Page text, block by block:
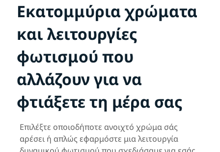
Εκατομμύρια χρώματα
και λειτουργίες
φωτισμού που
αλλάζουν για να
φτιάξετε τη μέρα σας
Επιλέξτε οποιοδήποτε ανοιχτό χρώμα σάς
αρέσει ή απλώς εφαρμόστε μια λειτουργία